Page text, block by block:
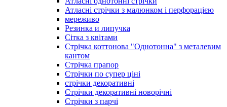
Атласні стрічки з малюнком і перфорацією
мереживо
Резинка и липучка
Сітка з квітами
Стрічка коттонова "Однотонна" з металевим
кантом
Стрічка прапор
Стрічки по супер ціні
стрічки декоративні
Стрічки декоративні новорічні
Стрічки з парчі